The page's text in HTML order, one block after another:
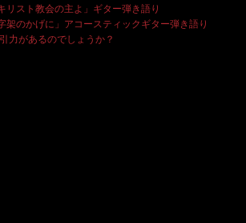
リスト教会の主よ」ギター弾き語り
架のかげに」アコースティックギター弾き語り
力があるのでしょうか？